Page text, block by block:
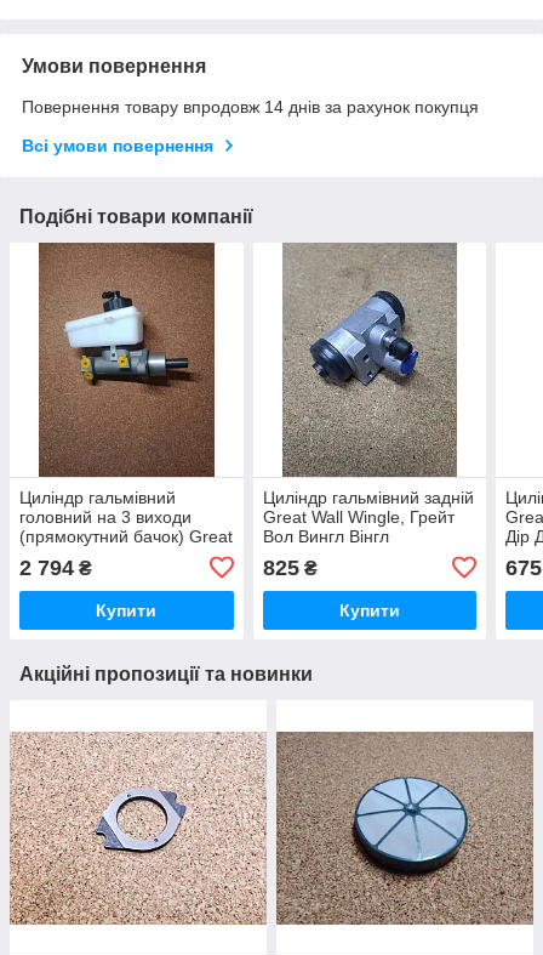
Умови повернення
Повернення товару впродовж 14 днів за рахунок покупця
Всі умови повернення
Подібні товари компанії
Циліндр гальмівний
головний на 3 виходи
(прямокутний бачок) Great
Пегасус
2 794 ₴
Купити
Циліндр гальмівний задній
Great Wall Wingle, Грейт
Вол Вингл Вінгл
825₴
Купити
Дір
675
Акційні пропозиції та новинки